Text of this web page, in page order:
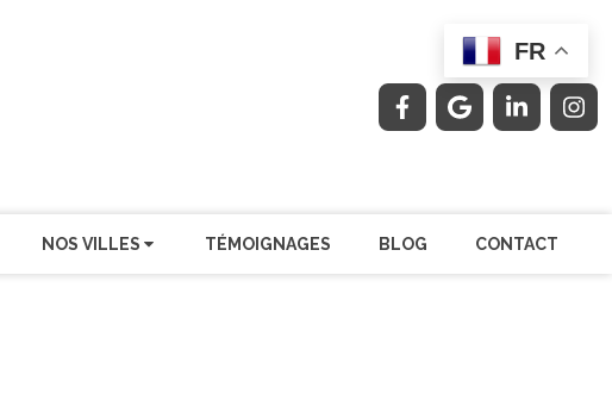
NOS VILLES TÉMOIGNAGES BLOG CONTACT
FR